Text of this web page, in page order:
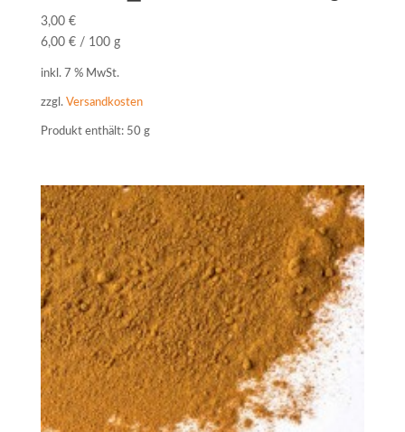
3,00 €
6,00 €/ 100 g
inkl. 7 % MwSt.
zzgl. Versandkosten
Produkt enthält: 50 g